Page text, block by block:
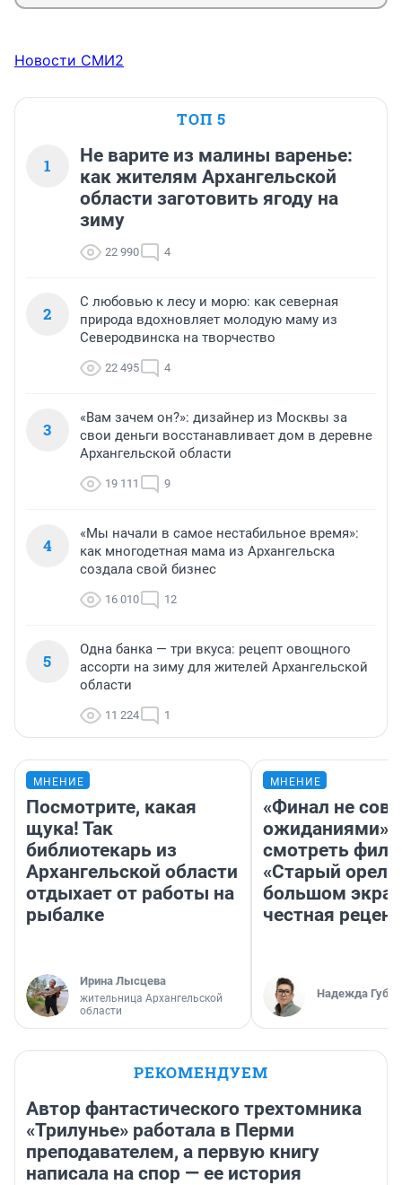
Новости СМИ2
ТОП 5
1
Не варите из малины варенье:
как жителям Архангельской
области заготовить ягоду на
зиму
22 990 4
2
С любовью к лесу и морю: как северная
природа вдохновляет молодую маму из
Северодвинска на творчество
22 495 4
3
«Вам зачем он?»: дизайнер из Москвы за
свои деньги восстанавливает дом в деревне
Архангельской области
19 111 9
4
«Мы начали в самое нестабильное время»:
как многодетная мама из Архангельска
создала свой бизнес
16 010 12
5
Одна банка — три вкуса: рецепт овощного
ассорти на зиму для жителей Архангельской
области
11 224 1
МНЕНИЕ
Посмотрите, какая
щука! Так
библиотекарь из
Архангельской области
отдыхает от работы на
рыбалке
Ирина Лысцева
жительница Архангельской
области
МНЕНИЕ
«Финал не
ожиданиями»:
смотреть
«Старый орел»
большом
честная
Надежда
РЕКОМЕНДУЕМ
Автор фантастического трехтомника
«Трилунье» работала в Перми
преподавателем, а первую книгу
написала на спор — ее история